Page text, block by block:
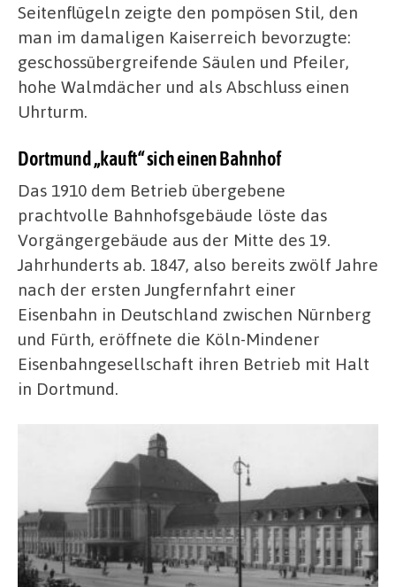
Seitenflügeln zeigte den pompösen Stil, den
man im damaligen Kaiserreich bevorzugte:
geschossübergreifende Säulen und Pfeiler,
hohe Walmdächer und als Abschluss einen
Uhrturm.
Dortmund „kauft“ sich einen Bahnhof
Das 1910 dem Betrieb übergebene
prachtvolle Bahnhofsgebäude löste das
Vorgängergebäude aus der Mitte des 19.
Jahrhunderts ab. 1847, also bereits zwölf Jahre
nach der ersten Jungfernfahrt einer
Eisenbahn in Deutschland zwischen Nürnberg
und Fürth, eröffnete die Köln-Mindener
Eisenbahngesellschaft ihren Betrieb mit Halt
in Dortmund.